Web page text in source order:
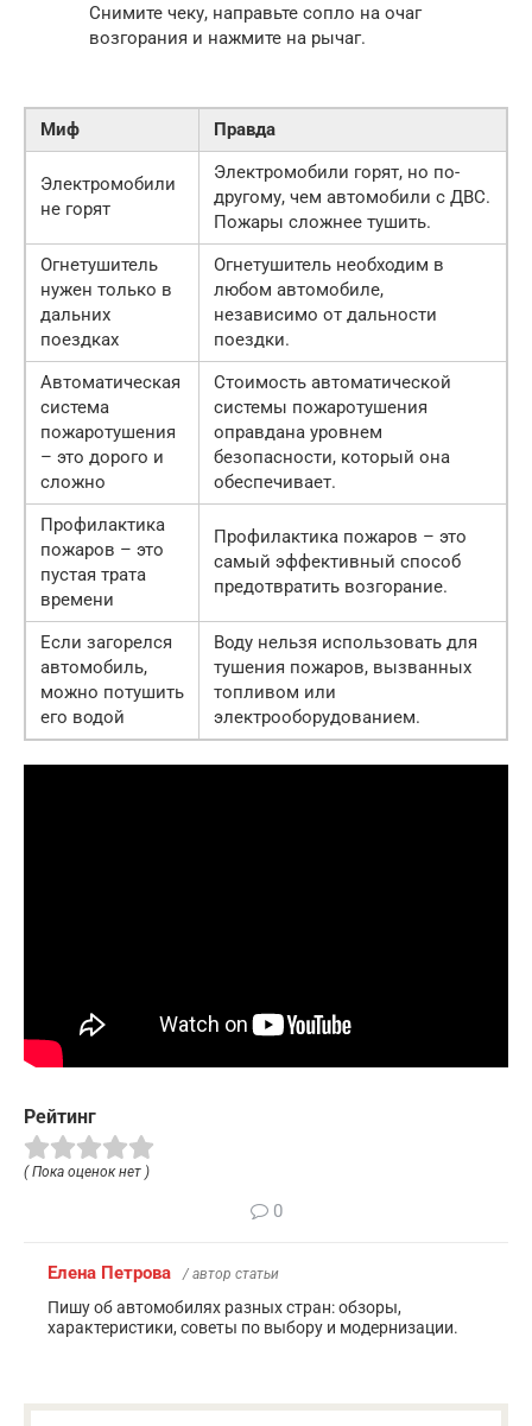
Снимите чеку, направьте сопло на очаг
возгорания и нажмите на рычаг.
Миф Правда
Электромобили
не горят
Электромобили горят, но по-
другому, чем автомобили с ДВС.
Пожары сложнее тушить.
Огнетушитель
нужен только в
дальних
поездках
Огнетушитель необходим в
любом автомобиле,
независимо от дальности
поездки.
Автоматическая
система
пожаротушения
– это дорого и
сложно
Стоимость автоматической
системы пожаротушения
оправдана уровнем
безопасности, который она
обеспечивает.
Профилактика
пожаров – это
пустая трата
времени
Профилактика пожаров – это
самый эффективный способ
предотвратить возгорание.
Если загорелся
автомобиль,
можно потушить
его водой
Воду нельзя использовать для
тушения пожаров, вызванных
топливом или
электрооборудованием.
Рейтинг
( Пока оценок нет )
0
Елена Петрова / автор статьи
Пишу об автомобилях разных стран: обзоры,
характеристики, советы по выбору и модернизации.